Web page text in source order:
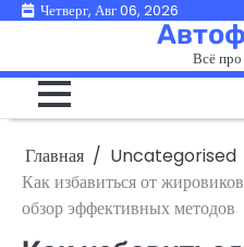
ПерейтиЧетверг, Авг 06, 2026
Всё
Главная
Uncategorised
Как избавиться от
обзор эффективных методов